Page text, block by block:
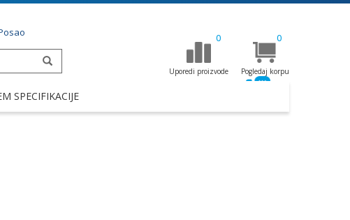
0
Uporedi proizvode
0
Pogledaj korpu
SPECIFIKACIJE